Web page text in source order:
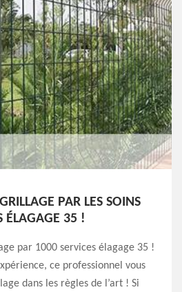
PAR LES SOINS
ÉLAGAGE 35 !
par 1000 services élagage 35 !
ce professionnel vous
dans les règles de l’art ! Si